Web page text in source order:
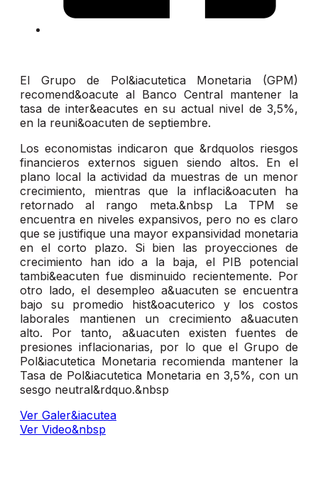
El Grupo de Pol&iacutetica Monetaria (GPM)
recomend&oacute al Banco Central mantener la
tasa de inter&eacutes en su actual nivel de 3,5%,
en la reuni&oacuten de septiembre.
Los economistas indicaron que &rdquolos riesgos
financieros externos siguen siendo altos. En el
plano local la actividad da muestras de un menor
crecimiento, mientras que la inflaci&oacuten ha
retornado al rango meta.&nbsp La TPM se
encuentra en niveles expansivos, pero no es claro
que se justifique una mayor expansividad monetaria
en el corto plazo. Si bien las proyecciones de
crecimiento han ido a la baja, el PIB potencial
tambi&eacuten fue disminuido recientemente. Por
otro lado, el desempleo a&uacuten se encuentra
bajo su promedio hist&oacuterico y los costos
laborales mantienen un crecimiento a&uacuten
alto. Por tanto, a&uacuten existen fuentes de
presiones inflacionarias, por lo que el Grupo de
Pol&iacutetica Monetaria recomienda mantener la
Tasa de Pol&iacutetica Monetaria en 3,5%, con un
sesgo neutral&rdquo.&nbsp
Ver Galer&iacutea
Ver Video&nbsp